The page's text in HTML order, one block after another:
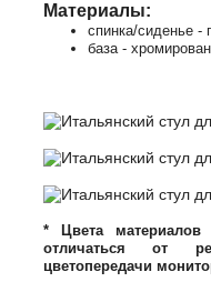
Материалы:
спинка/сиденье -
база -
* Цвета материалов
отличаться от
цветопередачи